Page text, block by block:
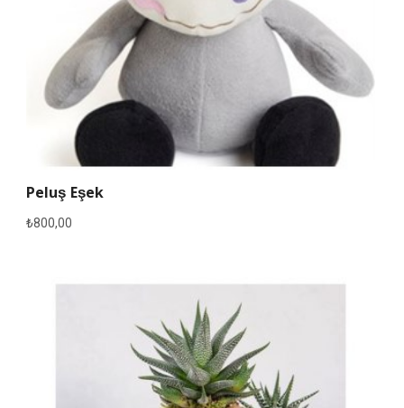
Peluş Eşek
₺800,00